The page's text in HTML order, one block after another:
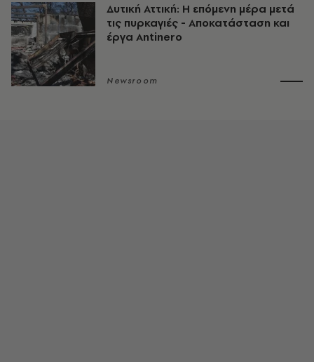
Δυτική Αττική: Η επόμενη μέρα μετά
τις πυρκαγιές - Αποκατάσταση και
έργα Antinero
Newsroom